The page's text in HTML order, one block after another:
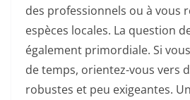
des professionnels ou à vous
espèces locales. La question
également primordiale. Si
de temps, orientez-vous vers
robustes et peu exigeantes.